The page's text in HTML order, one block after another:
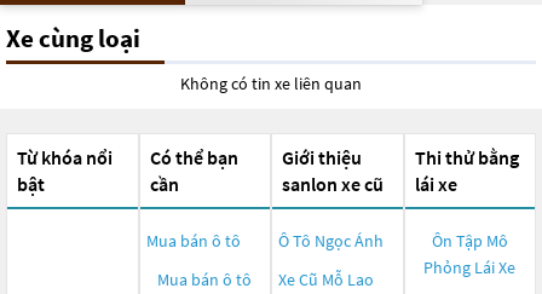
Xe cùng loại
Không có tin xe liên quan
Từ khóa nổi
bật
Có thể bạn
cần
Mua bán ô tô
Mua bán ô tô
Giới thiệu
sanlon xe cũ
Ô Tô Ngọc Ánh
Xe Cũ Mỗ Lao
Thi thử bằng
lái xe
Ôn Tập Mô
Phỏng Lái Xe